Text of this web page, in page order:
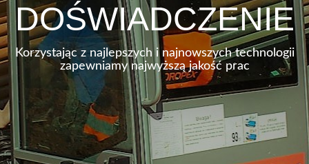
DOŚWIADCZENIE
Korzystając z najlepszych i najnowszych technologii
zapewniamy najwyższą jakość prac